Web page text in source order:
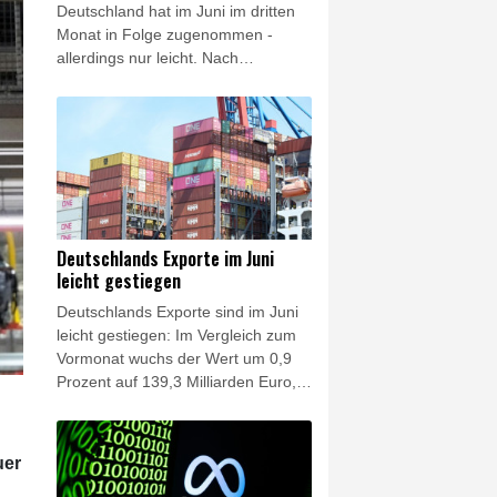
Deutschland hat im Juni im dritten
Monat in Folge zugenommen -
allerdings nur leicht. Nach
Statistischen Bundesamtes vom
Freitag wuchs die Produktion im
Produzierenden Gewerbe um 0,2
Prozent im Vergleich zum Vormonat.
Im Dreimonatsvergleich war die
Industrieproduktion von April bis
Juni 0,7 Prozent höher als in den
drei Monaten davor.
Deutschlands Exporte im Juni
leicht gestiegen
Deutschlands Exporte sind im Juni
leicht gestiegen: Im Vergleich zum
Vormonat wuchs der Wert um 0,9
Prozent auf 139,3 Milliarden Euro,
Wiesbaden am Freitag mitteilte. Im
Vergleich zum Vorjahresmonat
legten die Ausfuhren um 6,6